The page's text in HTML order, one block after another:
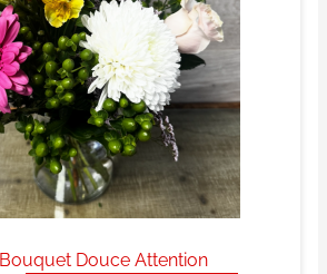
Bouquet Douce Attention